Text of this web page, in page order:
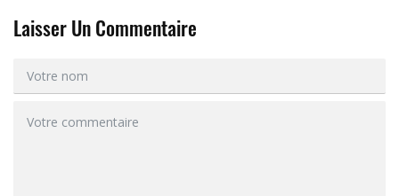
Laisser Un Commentaire